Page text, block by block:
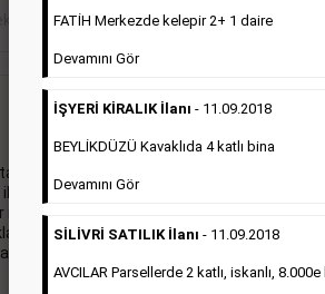
Dijital
arttığı
halen en
önem
FATİH Merkezde kelepir 2+ 1 daire
Devamını Gör
İŞYERİ KİRALIK İlanı - 11.09.2018
BEYLİKDÜZÜ Kavaklıda 4 katlı bina
Devamını Gör
SİLİVRİ SATILIK İlanı - 11.09.2018
AVCILAR Parsellerde 2 katlı, iskanlı,